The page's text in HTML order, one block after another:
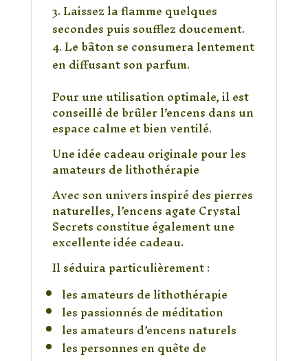
Laissez la flamme quelques
secondes puis soufflez doucement.
Le bâton se consumera lentement
en diffusant son parfum.
Pour une utilisation optimale, il est
conseillé de brûler l’encens dans un
espace calme et bien ventilé.
Une idée cadeau originale pour les
amateurs de lithothérapie
Avec son univers inspiré des pierres
naturelles, l’encens agate Crystal
Secrets constitue également une
excellente idée cadeau.
Il séduira particulièrement :
les amateurs de lithothérapie
les passionnés de méditation
les amateurs d’encens naturels
les personnes en quête de